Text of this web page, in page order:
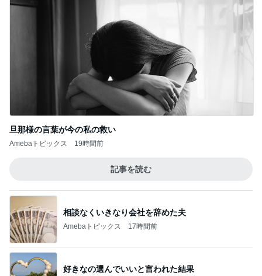
旦那様の言葉が今の私の救い
Amebaトピックス 19時間前
記事を読む
相談なくいきなり会社を辞めた夫
Amebaトピックス 17時間前
好きなの選んでいいと言われた結果